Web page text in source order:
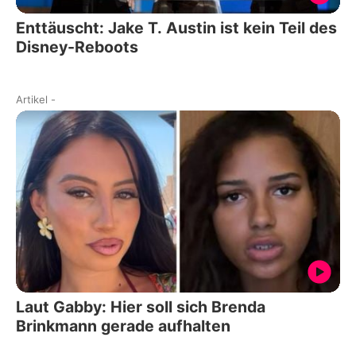
Enttäuscht: Jake T. Austin ist kein Teil des
Disney-Reboots
Artikel -
Laut Gabby: Hier soll sich Brenda
Brinkmann gerade aufhalten